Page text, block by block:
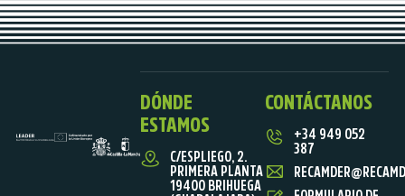
DÓNDE
ESTAMOS
C/ESPLIEGO, 2.
PRIMERA PLANTA
19400 BRIHUEGA
CONTÁCTANOS
+34 949 052
387